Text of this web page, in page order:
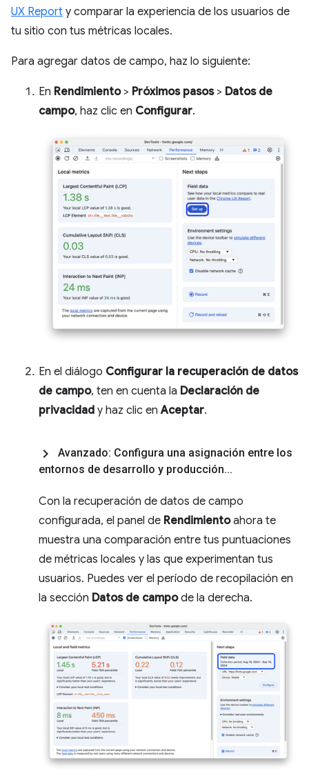
UX Report y comparar la experiencia de los usuarios de
tu sitio con tus métricas locales.
Para agregar datos de campo, haz lo siguiente:
En Rendimiento> Próximos pasos> Datos de
campo, haz clic en Configurar.
En el diálogo Configurar la recuperación de datos
de campo, ten en cuenta la Declaración de
privacidad y haz clic enAceptar.
Avanzado: Configura una asignación entre los
entornos de desarrollo y producción...
Con la recuperación de datos de campo
configurada, el panel de Rendimientoahora te
muestra una comparación entre tus puntuaciones
de métricas locales y las que experimentan tus
usuarios. Puedes ver el período de recopilación en
la sección Datos de campode la derecha.